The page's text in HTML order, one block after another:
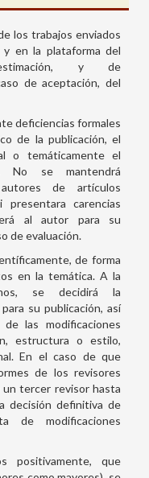
los trabajos enviados
en la plataforma del
y de
de aceptación, del
deficiencias formales
de la publicación, el
o temáticamente el
No se mantendrá
de artículos
carencias
al autor para su
de evaluación.
de forma
en la temática. A la
se decidirá la
su publicación, así
las modificaciones
estructura o estilo,
En el caso de que
de los revisores
un tercer revisor hasta
decisión definitiva de
de modificaciones
positivamente, que